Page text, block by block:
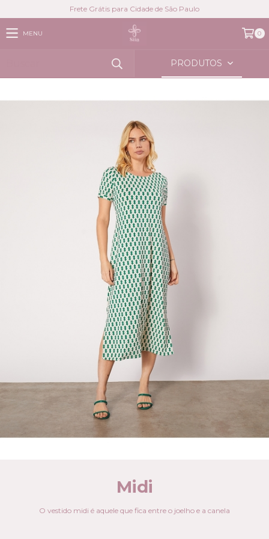
Frete Grátis para Cidade de São Paulo
MENU 0
PRODUTOS
Midi
O vestido midi é aquele que fica entre o joelho e a canela